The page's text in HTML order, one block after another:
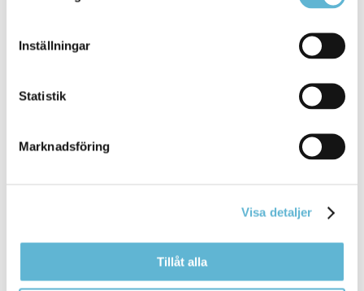
Inställningar
Statistik
Marknadsföring
Visa detaljer
Tillåt alla
Karta över leden - Outdooractive
Folder sv/eng